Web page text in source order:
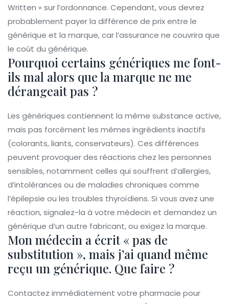
Written » sur l’ordonnance. Cependant, vous devrez
probablement payer la différence de prix entre le
générique et la marque, car l’assurance ne couvrira que
le coût du générique.
Pourquoi certains génériques me font-
ils mal alors que la marque ne me
dérangeait pas ?
Les génériques contiennent la même substance active,
mais pas forcément les mêmes ingrédients inactifs
(colorants, liants, conservateurs). Ces différences
peuvent provoquer des réactions chez les personnes
sensibles, notamment celles qui souffrent d’allergies,
d’intolérances ou de maladies chroniques comme
l’épilepsie ou les troubles thyroïdiens. Si vous avez une
réaction, signalez-la à votre médecin et demandez un
générique d’un autre fabricant, ou exigez la marque.
Mon médecin a écrit « pas de
substitution », mais j’ai quand même
reçu un générique. Que faire ?
Contactez immédiatement votre pharmacie pour